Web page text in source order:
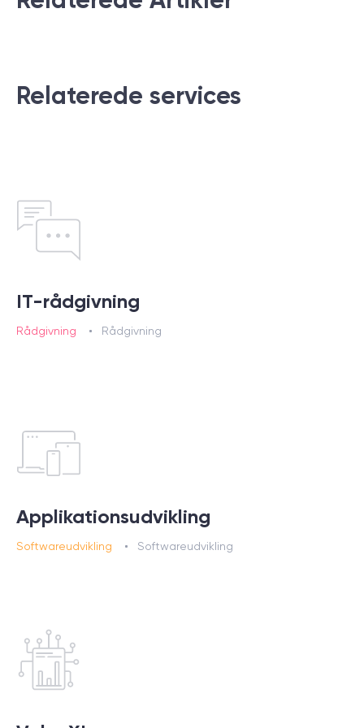
Relaterede services
IT-rådgivning
Rådgivning Rådgivning
Applikationsudvikling
Softwareudvikling Softwareudvikling